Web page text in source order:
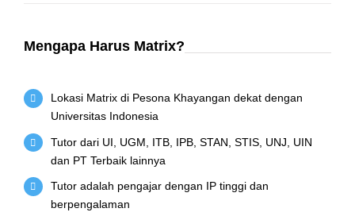
Mengapa Harus Matrix?
Lokasi Matrix di Pesona Khayangan dekat dengan
Universitas Indonesia
Tutor dari UI, UGM, ITB, IPB, STAN, STIS, UNJ, UIN
dan PT Terbaik lainnya
Tutor adalah pengajar dengan IP tinggi dan
berpengalaman